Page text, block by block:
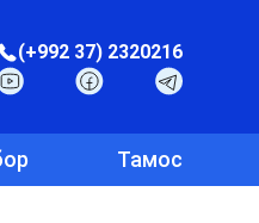
(+992 37) 2320216
Тамос